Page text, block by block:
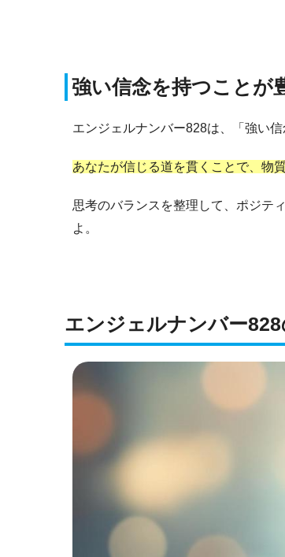
強い信念を持つことが
エンジェルナンバー828は、「強い
あなたが信じる道を貫くことで、物
思考のバランスを整理して、ポジテ
よ。
エンジェルナンバー828